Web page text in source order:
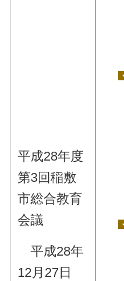
平成28年度
第3回稲敷
市総合教育
会議
平成28年
12月27日